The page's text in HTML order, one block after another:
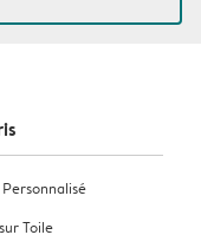
Toile